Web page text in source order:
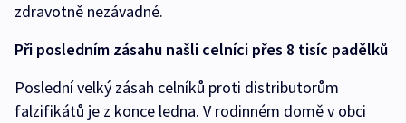
zdravotně nezávadné.
Při posledním zásahu našli celníci přes 8 tisíc padělků
Poslední velký zásah celníků proti distributorům
falzifikátů je z konce ledna. V rodinném domě v obci